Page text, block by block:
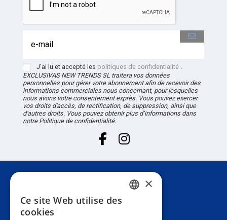
J'ai lu et accepté les politiques de confidentialité.
EXCLUSIVAS NEW TRENDS SLtraitera vos données
personnelles pour gérer votre abonnement afin de recevoir des
informations commerciales nous concernant, pour lesquelles
nous avons votre consentement exprès. Vous pouvez exercer
vos droits d'accès, de rectification, de suppression, ainsi que
d'autres droits. Vous pouvez obtenir plus d’informations dans
notre Politique de confidentialité.
SPANISH
×
Ce site Web utilise des
cookies